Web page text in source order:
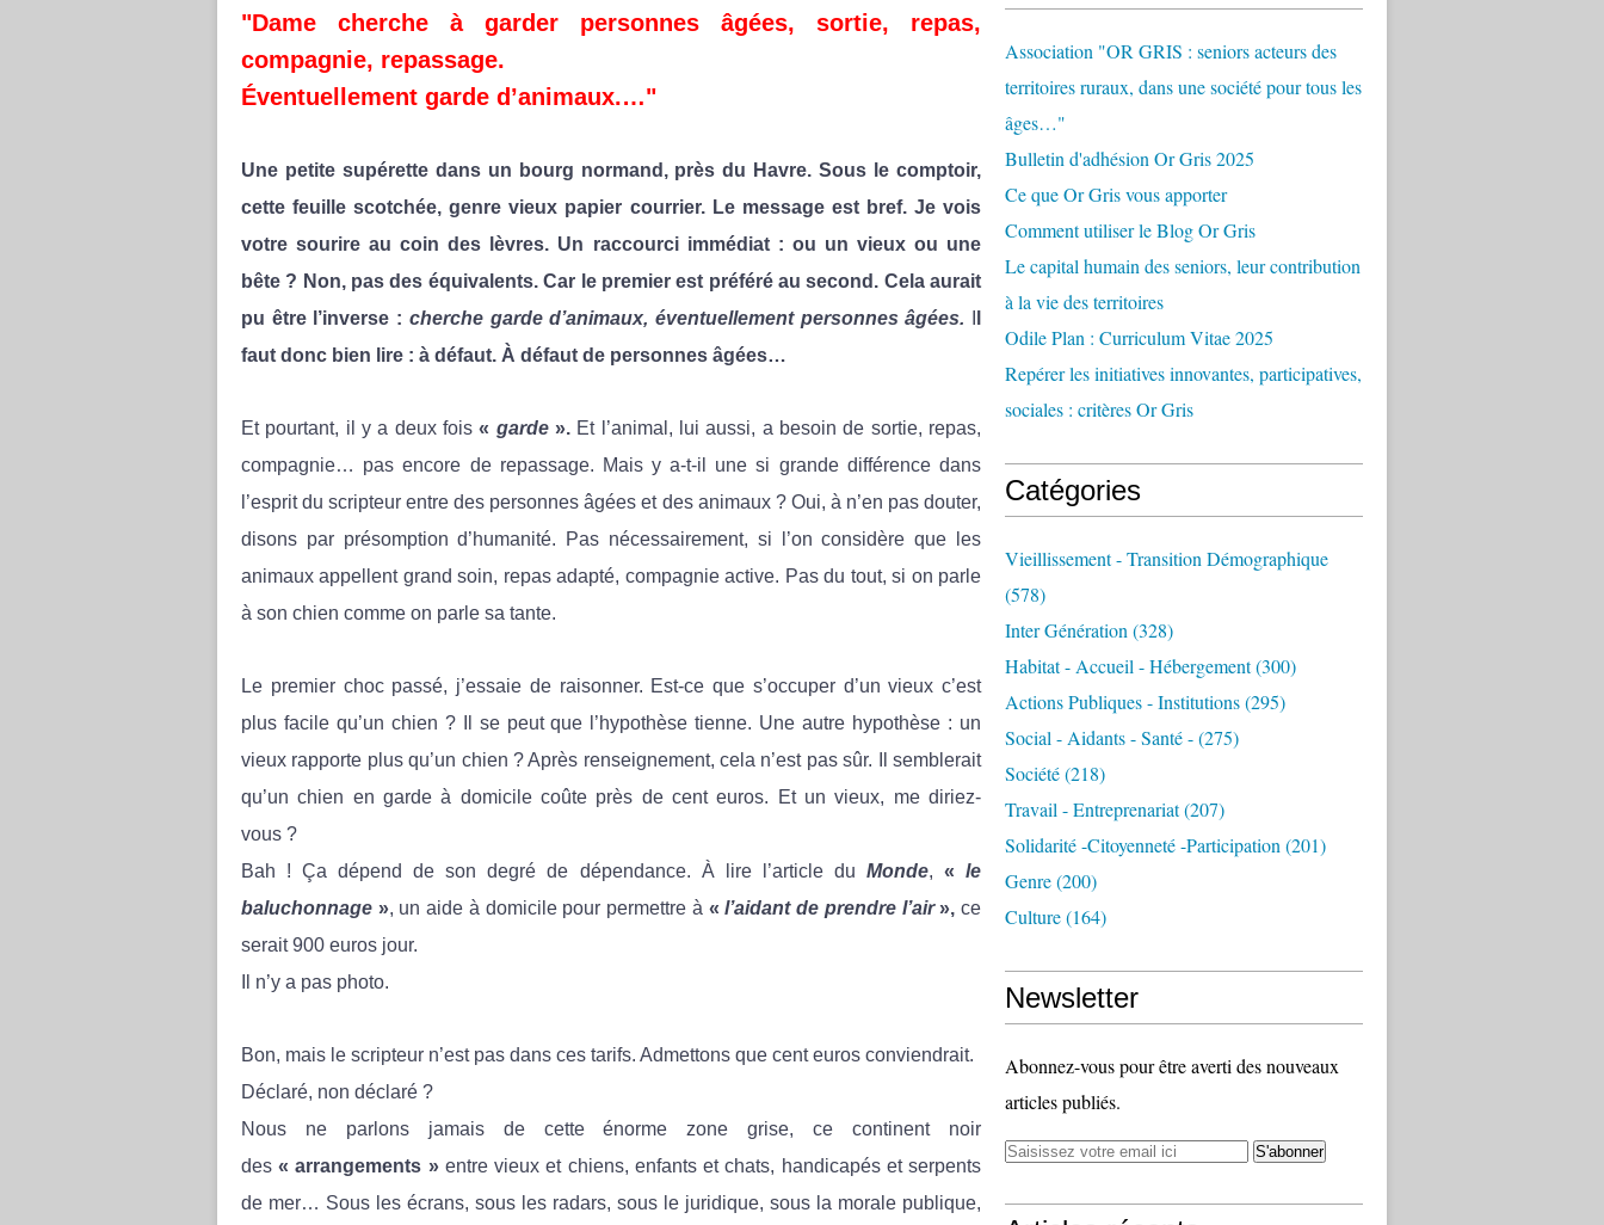
"Dame cherche à garder personnes âgées, sortie, repas,
compagnie, repassage.
Éventuellement garde d’animaux.…"
Une petite supérette dans un bourg normand, près du Havre. Sous le comptoir,
cette feuille scotchée, genre vieux papier courrier. Le message est bref. Je vois
votre sourire au coin des lèvres. Un raccourci immédiat : ou un vieux ou une
bête ? Non, pas des équivalents. Car le premier est préféré au second. Cela aurait
pu être l’inverse : cherche garde d’animaux, éventuellement personnes âgées.
faut donc bien lire : à défaut. À défaut de personnes âgées…
Et pourtant, il y a deux fois« garde». Et l’animal, lui aussi, a besoin de sortie, repas,
compagnie… pas encore de repassage. Mais y a-t-il une si grande différence dans
l’esprit du scripteur entre des personnes âgées et des animaux ? Oui, à n’en pas douter,
disons par présomption d’humanité. Pas nécessairement, si l’on considère que les
animaux appellent grand soin, repas adapté, compagnie active. Pas du tout, si on parle
à son chien comme on parle sa tante.
Le premier choc passé, j’essaie de raisonner. Est-ce que s’occuper d’un vieux c’est
plus facile qu’un chien ? Il se peut que l’hypothèse tienne. Une autre hypothèse : un
vieux rapporte plus qu’un chien ? Après renseignement, cela n’est pas sûr. Il semblerait
qu’un chien en garde à domicile coûte près de cent euros. Et un vieux, me diriez-
vous ?
Bah ! Ça dépend de son degré de dépendance. À lire l’article du Monde, « le
baluchonnage », un aide à domicile pour permettre à « l’aidant de prendre l’air», ce
serait 900 euros jour.
Il n’y a pas photo.
Bon, mais le scripteur n’est pas dans ces tarifs. Admettons que cent euros conviendrait.
Déclaré, non déclaré ?
Nous ne parlons jamais de cette énorme zone grise, ce continent noir
des « arrangements » entre vieux et chiens, enfants et chats, handicapés et serpents
de mer… Sous les écrans, sous les radars, sous le juridique, sous la morale publique,
Association "OR GRIS : seniors acteurs des
territoires ruraux, dans une société pour tous les
âges…"
Bulletin d'adhésion Or Gris 2025
Ce que Or Gris vous apporter
Comment utiliser le Blog Or Gris
Le capital humain des seniors, leur contribution
à la vie des territoires
Odile Plan : Curriculum Vitae 2025
Repérer les initiatives innovantes, participatives,
sociales : critères Or Gris
Catégories
Vieillissement - Transition Démographique
(578)
Inter Génération (328)
Habitat - Accueil - Hébergement(300)
Actions Publiques - Institutions(295)
Social - Aidants - Santé -(275)
Société(218)
Travail - Entreprenariat(207)
Solidarité -citoyenneté -participation (201)
Genre(200)
Culture(164)
Newsletter
Abonnez-vous pour être averti des nouveaux
articles publiés.